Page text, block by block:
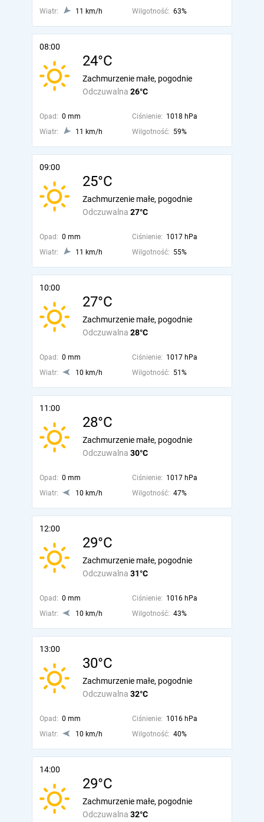
Wiatr: 11 km/h Wilgotność: 63%
08:00
24°C
Odczuwalna 26°C
Zachmurzenie małe, pogodnie
Opad: 0 mm Ciśnienie: 1018 hPa
Wiatr:
11 km/h Wilgotność: 59%
09:00
25°C
Odczuwalna 27°C
Zachmurzenie małe, pogodnie
Opad: 0 mm Ciśnienie: 1017 hPa
Wiatr:
11 km/h Wilgotność: 55%
10:00
27°C
Odczuwalna 28°C
Zachmurzenie małe, pogodnie
Opad: 0 mm Ciśnienie: 1017 hPa
Wiatr:
10 km/h Wilgotność: 51%
11:00
28°C
Odczuwalna 30°C
Zachmurzenie małe, pogodnie
Opad: 0 mm Ciśnienie: 1017 hPa
Wiatr:
10 km/h Wilgotność: 47%
12:00
29°C
Odczuwalna 31°C
Zachmurzenie małe, pogodnie
Opad: 0 mm Ciśnienie: 1016 hPa
Wiatr:
10 km/h Wilgotność: 43%
13:00
30°C
Odczuwalna 32°C
Zachmurzenie małe, pogodnie
Opad: 0 mm Ciśnienie: 1016 hPa
Wiatr:
10 km/h Wilgotność: 40%
14:00
29°C
Odczuwalna 32°C
Zachmurzenie małe, pogodnie